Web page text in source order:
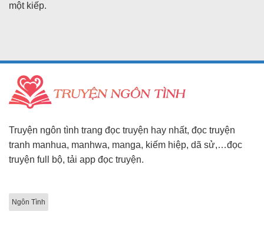
một kiếp.
Truyện ngôn tình trang đọc truyện hay nhất, đọc truyện
tranh manhua, manhwa, manga, kiếm hiệp, dã sử,…đọc
truyện full bộ, tải app đọc truyện.
Ngôn Tình